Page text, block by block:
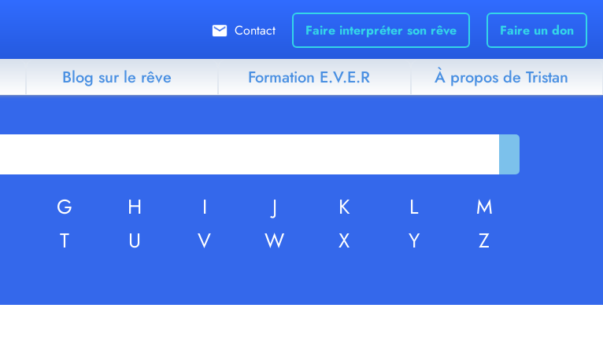
Contact Faire interpréter son rêve Faire un don
Blog sur le rêve Formation E.V.E.R À propos de Tristan
G H I J K L
M
T U V W X Y Z